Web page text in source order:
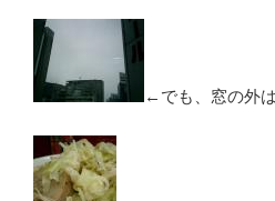
←でも、窓の外